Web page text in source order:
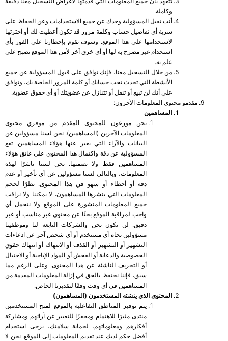
وكاملة.
أنت تقبل المسؤولية وحدك عن جميع الاستخدامات وعن الحفاظ على
سرية أي تفاصيل حساب وكلمة مرور قد تكون أعطيت لك أو اخترتها
لاستخدامها على هذا الموقع. وسوف تقوم بإخطارنا على الفور بأي
استخدام غير مصرح به لها أو أي خرق آخر لأمن هذا الموقع تصبح على
علم به.
من خلال التسجيل معنا، فإنك توافق على قبول المسؤولية عن جميع
الأنشطة التي تحدث تحت حسابك أو كلمة المرور الخاصة بك، وتوافق
على أنك لن تبيع أو تنقل أو تتنازل عن عضويتك أو أي حقوق عضوية.
مقدمو محتوى المعلومات الآخرون:
المساهمين
نحن موزعون للمحتوى المقدم من موفري محتوى
المعلومات الآخرين (المساهمين). نحن لسنا مسؤولين عن
البيانات والآراء التي يعبر عنها هؤلاء المساهمين. تقع
المسؤولية عن دقة واكتمال هذا المحتوى على عاتق هؤلاء
المساهمين فقط ولا نضمنها. نحن لسنا ناشرًا لهذه
المعلومات، وبالتالي لسنا مسؤولين عن أي تأخير أو عدم
دقة أو أخطاء أو سهو في هذا المحتوى. نظرًا لحجم
المعلومات التي ينشرها المساهمون، لا يمكننا ولا نراقب
جميع المعلومات المنشورة على الموقع ولا نتحمل أي
واجب لمراقبة الموقع بحثًا عن محتوى غير مناسب أو غير
دقيق. لن نكون نحن والشركات التابعة لنا وموظفينا
مسؤولين تجاه أي مستخدم أو أي شخص آخر عن ادعاءات
التشهير أو التشهير أو القذف أو الانتهاك أو انتهاك حقوق
الخصوصية والدعاية أو الفحش أو المواد الإباحية أو الاحتيال
أو التحريف الناشئة عن هذا المحتوى. وعلى الرغم مما
سبق، فإننا نحتفظ بالحق في إزالة المعلومات المقدمة من
المساهمين في أي وقت وفقًا لتقديرنا الخاص.
المحتوى الذي ينشئه المستخدمون (المساهمون)
يتم توفير المناطق التفاعلية بالموقع لمنح المستخدمين
منتدى مثيرًا للاهتمام ومحفزًا للتعبير عن آرائهم ومشاركة
أفكارهم ومعلوماتهم. لحماية سلامتك، يرجى استخدام
أفضل حكم لديك عند تقديم المعلومات إلى الموقع. نحن لا